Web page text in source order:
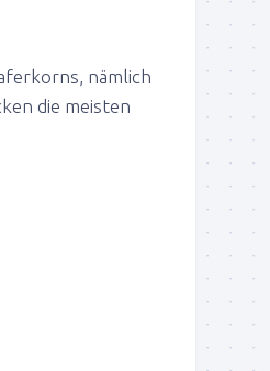
nämlich
die meisten